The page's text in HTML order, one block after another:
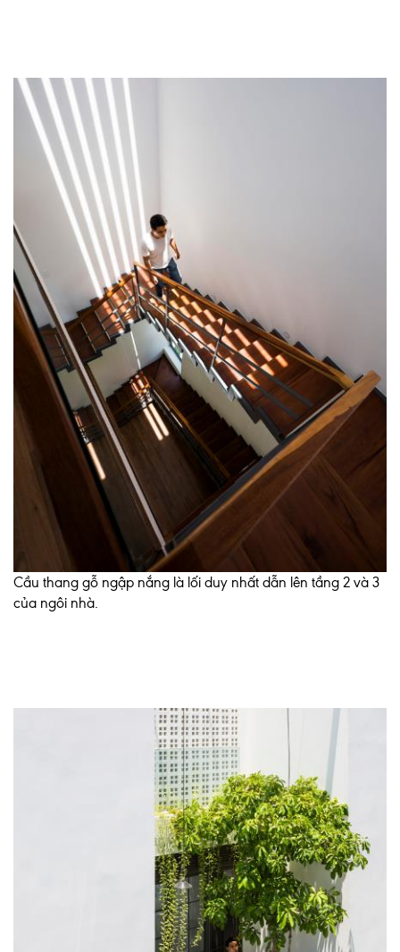
Cầu thang gỗ ngập nắng là lối duy nhất dẫn lên tầng 2 và 3
của ngôi nhà.